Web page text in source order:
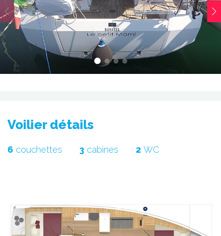
voilier détails
6 couchettes 3 cabines 2 WC